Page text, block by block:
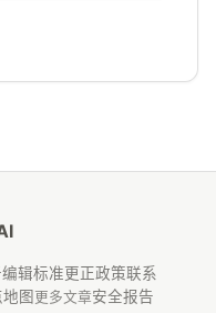
编辑标准更正政策联系
图 更多文章安全报告